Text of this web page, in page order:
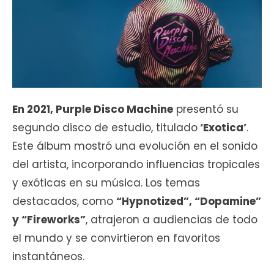
En 2021, Purple Disco Machine presentó su
segundo disco de estudio, titulado‘Exotica’.
Este álbum mostró una evolución en el sonido
del artista, incorporando influencias tropicales
y exóticas en su música. Los temas
destacados, como “Hypnotized”, “Dopamine”
y “Fireworks”, atrajeron a audiencias de todo
el mundo y se convirtieron en favoritos
instantáneos.